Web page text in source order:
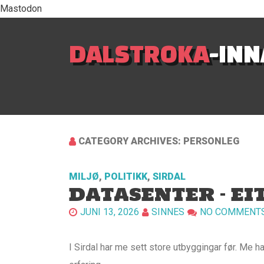
Mastodon
DALSTROKA-
CATEGORY ARCHIVES: PERSONLEG
MILJØ, POLITIKK, SIRDAL
DATASENTER –
JUNI 13, 2026 SINNES NO
I Sirdal har me sett store utbyggingar før. Me